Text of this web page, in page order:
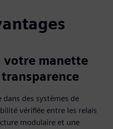
votre manette
des systèmes de
vérifiée entre les relais
modulaire et une